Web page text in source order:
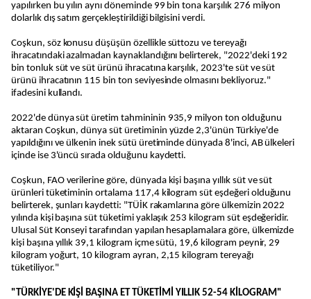
yapılırken bu yılın aynı döneminde 99 bin tona karşılık 276 milyon
dolarlık dış satım gerçekleştirildiği bilgisini verdi.
Coşkun, söz konusu düşüşün özellikle süttozu ve tereyağı
ihracatındaki azalmadan kaynaklandığını belirterek, "2022'deki 192
bin tonluk süt ve süt ürünü ihracatına karşılık, 2023'te süt ve süt
ürünü ihracatının 115 bin ton seviyesinde olmasını bekliyoruz."
ifadesini kullandı.
2022'de dünya süt üretim tahmininin 935,9 milyon ton olduğunu
aktaran Coşkun, dünya süt üretiminin yüzde 2,3'ünün Türkiye'de
yapıldığını ve ülkenin inek sütü üretiminde dünyada 8'inci, AB ülkeleri
içinde ise 3'üncü sırada olduğunu kaydetti.
Coşkun, FAO verilerine göre, dünyada kişi başına yıllık süt ve süt
ürünleri tüketiminin ortalama 117,4 kilogram süt eşdeğeri olduğunu
belirterek, şunları kaydetti: "TÜİK rakamlarına göre ülkemizin 2022
yılında kişi başına süt tüketimi yaklaşık 253 kilogram süt eşdeğeridir.
Ulusal Süt Konseyi tarafından yapılan hesaplamalara göre, ülkemizde
kişi başına yıllık 39,1 kilogram içme sütü, 19,6 kilogram peynir, 29
kilogram yoğurt, 10 kilogram ayran, 2,15 kilogram tereyağı
tüketiliyor."
"TÜRKİYE'DE KİŞİ BAŞINA ET TÜKETİMİ YILLIK 52-54 KİLOGRAM"